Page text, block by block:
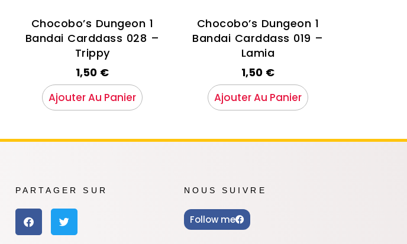
Chocobo’s Dungeon 1
Bandai Carddass 028 –
Trippy
1,50 €
Ajouter Au Panier
Chocobo’s Dungeon 1
Bandai Carddass 019 –
Lamia
1,50 €
Ajouter Au Panier
PARTAGER SUR NOUS SUIVRE
Follow me